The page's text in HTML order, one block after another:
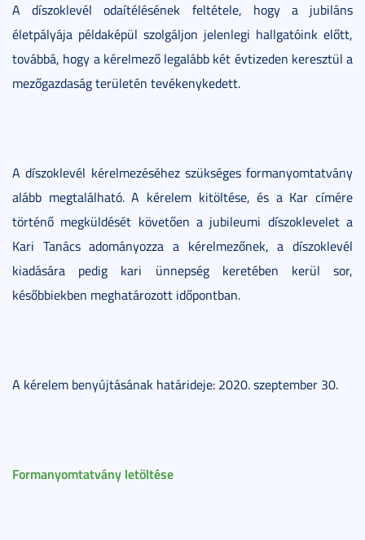
A díszoklevél odaítélésének feltétele, hogy a jubiláns
életpályája példaképül szolgáljon jelenlegi hallgatóink előtt,
továbbá, hogy a kérelmező legalább két évtizeden keresztül a
mezőgazdaság területén tevékenykedett.
A díszoklevél kérelmezéséhez szükséges formanyomtatvány
alább megtalálható. A kérelem kitöltése, és a Kar címére
történő megküldését követően a jubileumi díszoklevelet a
Kari Tanács adományozza a kérelmezőnek, a díszoklevél
kiadására pedig kari ünnepség keretében kerül sor,
későbbiekben meghatározott időpontban.
A kérelem benyújtásának határideje: 2020. szeptember 30.
Formanyomtatvány letöltése